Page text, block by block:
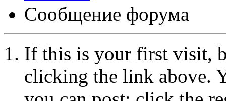
Сообщение форума
If this is your first visit,
clicking the link above.